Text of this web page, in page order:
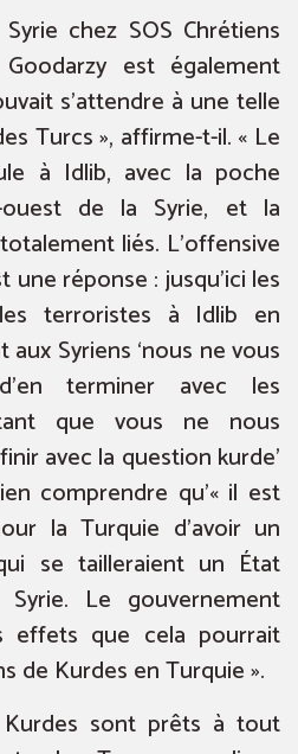
chez SOS Chrétiens
Goodarzy est également
s’attendre à une telle
Turcs », affirme-t-il. « Le
à Idlib, avec la poche
de la Syrie, et la
liés. L’offensive
réponse : jusqu’ici les
terroristes à Idlib en
Syriens ‘nous ne vous
terminer avec les
que vous ne nous
avec la question kurde’
comprendre qu’« il est
la Turquie d’avoir un
se tailleraient un État
Le gouvernement
effets que cela pourrait
de Kurdes en Turquie ».
sont prêts à tout